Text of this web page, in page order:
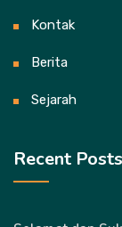
Kontak
Berita
Sejarah
Recent Posts